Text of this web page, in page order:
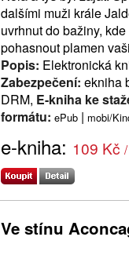
dalšími muži krále
uvrhnut do bažiny, kde
pohasnout plamen
Popis: Elektronická
Zabezpečení: ekniha
DRM, E-kniha ke
formátu: ePub | mobi/
e-kniha: 109 Kč
Ve stínu